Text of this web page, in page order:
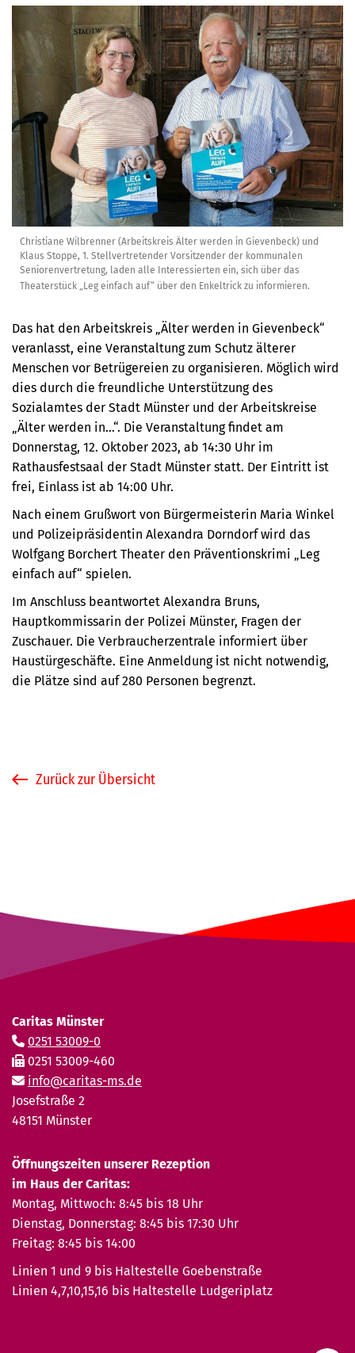
Christiane Wilbrenner (Arbeitskreis Älter werden in Gievenbeck) und
Klaus Stoppe, 1. Stellvertretender Vorsitzender der kommunalen
Seniorenvertretung, laden alle Interessierten ein, sich über das
Theaterstück „Leg einfach auf“ über den Enkeltrick zu informieren.
Das hat den Arbeitskreis „Älter werden in Gievenbeck“
veranlasst, eine Veranstaltung zum Schutz älterer
Menschen vor Betrügereien zu organisieren. Möglich wird
dies durch die freundliche Unterstützung des
Sozialamtes der Stadt Münster und der Arbeitskreise
„Älter werden in…“. Die Veranstaltung findet am
Donnerstag, 12. Oktober 2023, ab 14:30 Uhr im
Rathausfestsaal der Stadt Münster statt. Der Eintritt ist
frei, Einlass ist ab 14:00 Uhr.
Nach einem Grußwort von Bürgermeisterin Maria Winkel
und Polizeipräsidentin Alexandra Dorndorf wird das
Wolfgang Borchert Theater den Präventionskrimi „Leg
einfach auf“ spielen.
Im Anschluss beantwortet Alexandra Bruns,
Hauptkommissarin der Polizei Münster, Fragen der
Zuschauer. Die Verbraucherzentrale informiert über
Haustürgeschäfte. Eine Anmeldung ist nicht notwendig,
die Plätze sind auf 280 Personen begrenzt.
Zurück zur Übersicht
Caritas Münster
0251 53009-0
0251 53009-460
info@caritas-ms.de
Josefstraße 2
48151 Münster
Öffnungszeiten unserer Rezeption
im Haus der Caritas:
Montag, Mittwoch: 8:45 bis 18 Uhr
Dienstag, Donnerstag: 8:45 bis 17:30 Uhr
Freitag: 8:45 bis 14:00
Linien 1 und 9 bis Haltestelle Goebenstraße
Linien 4,7,10,15,16 bis Haltestelle Ludgeriplatz